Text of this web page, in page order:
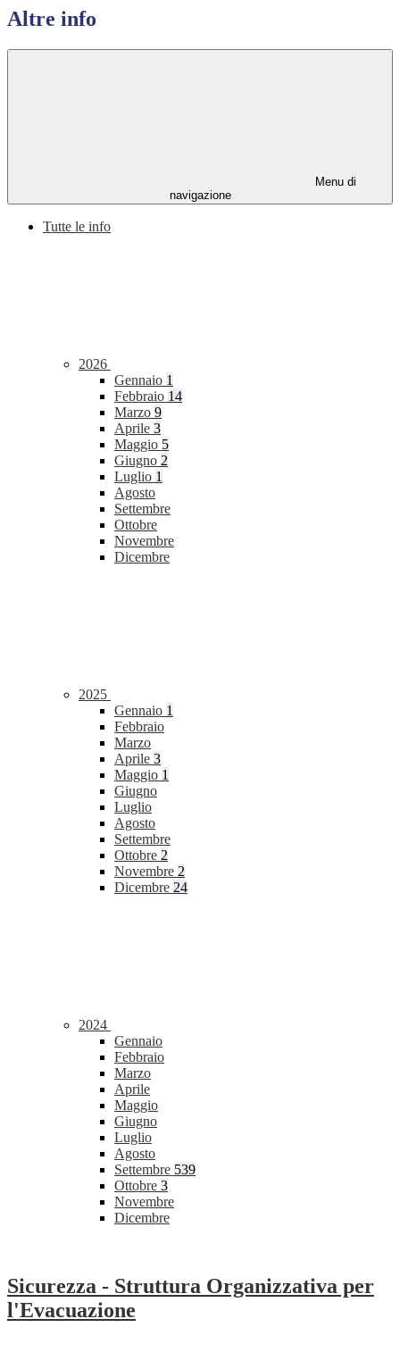
Altre info
Menu di
navigazione
Tutte le info
2026
Gennaio 1
Febbraio 14
Marzo 9
Aprile 3
Maggio 5
Giugno 2
Luglio 1
Agosto
Settembre
Ottobre
Novembre
Dicembre
2025
Gennaio 1
Febbraio
Marzo
Aprile 3
Maggio 1
Giugno
Luglio
Agosto
Settembre
Ottobre 2
Novembre 2
Dicembre 24
2024
Gennaio
Febbraio
Marzo
Aprile
Maggio
Giugno
Luglio
Agosto
Settembre 539
Ottobre 3
Novembre
Dicembre
Sicurezza - Struttura Organizzativa per
l'Evacuazione